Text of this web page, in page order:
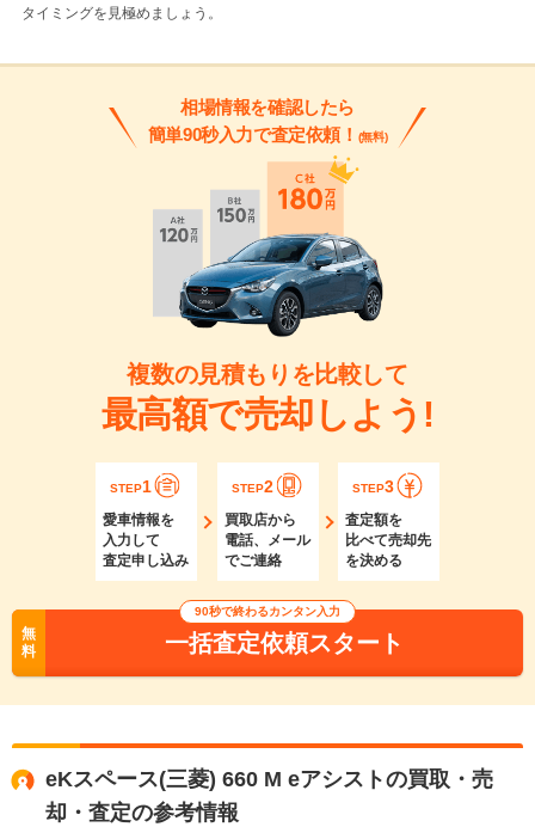
タイミングを見極めましょう。
相場情報を確認したら
簡単90秒入力で査定依頼！ (無料)
複数の見積もりを比較して
最高額で売却しよう!
STEP1
愛車情報を
入力して
査定申し込み
STEP2
買取店から
電話、メール
でご連絡
STEP3
査定額を
比べて売却先
を決める
無
料
90秒で終わるカンタン入力
一括査定依頼スタート
eKスペース(三菱) 660 M eアシストの買取・売
却・査定の参考情報